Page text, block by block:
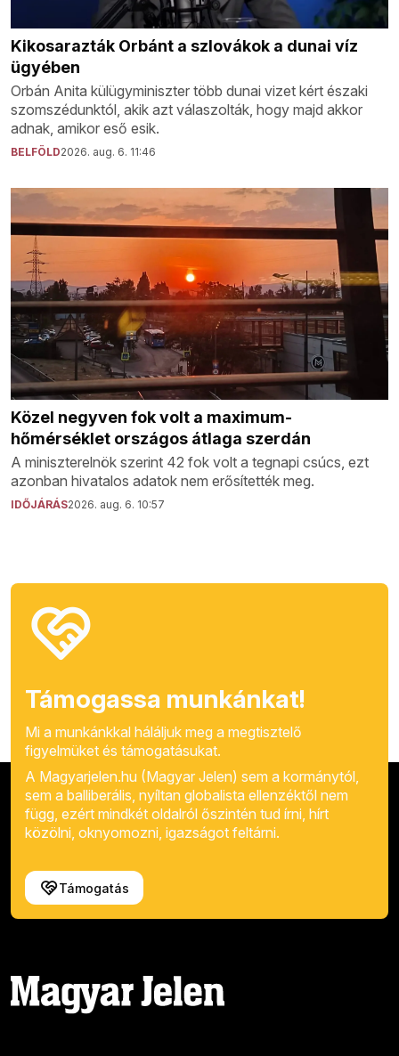
Kikosarazták Orbánt a szlovákok a dunai víz
ügyében
Orbán Anita külügyminiszter több dunai vizet kért északi
szomszédunktól, akik azt válaszolták, hogy majd akkor
adnak, amikor eső esik.
BELFÖLD2026. aug. 6. 11:46
Közel negyven fok volt a maximum-
hőmérséklet országos átlaga szerdán
A miniszterelnök szerint 42 fok volt a tegnapi csúcs, ezt
azonban hivatalos adatok nem erősítették meg.
IDŐJÁRÁS2026. aug. 6. 10:57
Támogassa munkánkat!
Mi a munkánkkal háláljuk meg a megtisztelő
figyelmüket és támogatásukat.
A Magyarjelen.hu (Magyar Jelen) sem a kormánytól,
sem a balliberális, nyíltan globalista ellenzéktől nem
függ, ezért mindkét oldalról őszintén tud írni, hírt
közölni, oknyomozni, igazságot feltárni.
Támogatás